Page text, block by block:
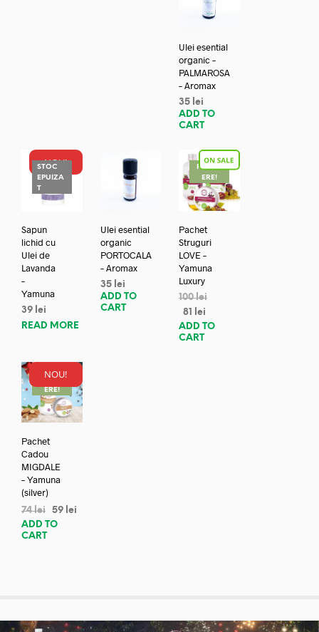
Ulei esential
organic –
PALMAROSA
– Aromax
35 lei
ADD TO
CART
NOU!
STOC
EPUIZA
T
Sapun
lichid cu
Ulei de
Lavanda
–
Yamuna
39 lei
READ MORE
Ulei esential
organic
PORTOCALA
– Aromax
35 lei
ADD TO
CART
REDUC
ERE!
Pachet
Struguri
LOVE –
Yamuna
Luxury
100lei
81
lei
ADD TO
CART
NOU!
REDUC
ERE!
Pachet
Cadou
MIGDALE
– Yamuna
(silver)
74lei 59 lei
ADD TO
CART